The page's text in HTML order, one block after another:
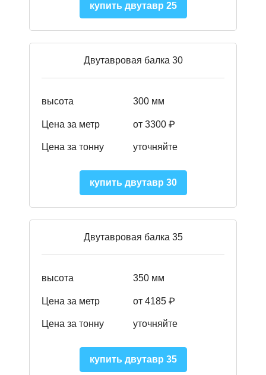
купить двутавр 25
Двутавровая балка 30
высота 300 мм
Цена за метр от 3300 ₽
Цена за тонну уточняйте
купить двутавр 30
Двутавровая балка 35
высота 350 мм
Цена за метр от 4185 ₽
Цена за тонну уточняйте
купить двутавр 35